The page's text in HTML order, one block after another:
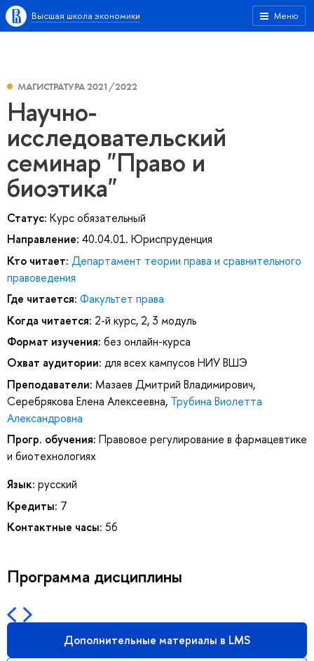
Меню
Высшая школа экономики
МАГИСТРАТУРА 2021/2022
Научно-
исследовательский
семинар "Право и
биоэтика"
Статус: Курс обязательный
Направление: 40.04.01. Юриспруденция
Кто читает: Департамент теории права и сравнительного
правоведения
Где читается: Факультет права
Когда читается: 2-й курс, 2, 3 модуль
Формат изучения: без онлайн-курса
Охват аудитории: для всех кампусов НИУ ВШЭ
Преподаватели: Мазаев Дмитрий Владимирович,
Серебрякова Елена Алексеевна, Трубина Виолетта
Александровна
Прогр. обучения: Правовое регулирование в фармацевтике
и биотехнологиях
Язык: русский
Кредиты: 7
Контактные часы: 56
Программа дисциплины
Дополнительные материалы в LMS